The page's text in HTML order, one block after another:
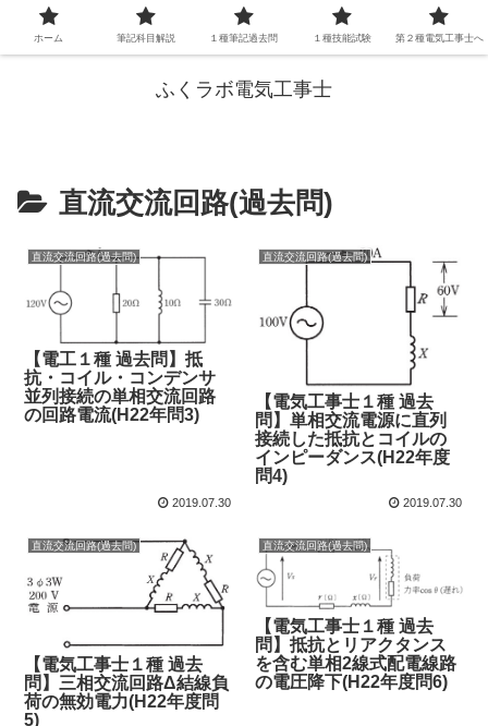
ふくラボ電気工事士
直流交流回路(過去問)
直流交流回路(過去問)
【電工１種 過去問】抵
抗・コイル・コンデンサ
並列接続の単相交流回路
の回路電流(H22年問3)
2019.07.30
直流交流回路(過去問)
【電気工事士１種 過去
問】単相交流電源に直列
接続した抵抗とコイルの
インピーダンス(H22年度
問4)
2019.07.30
直流交流回路(過去問)
【電気工事士１種 過去
問】三相交流回路Δ結線負
荷の無効電力(H22年度問
5)
直流交流回路(過去問)
【電気工事士１種 過去
問】抵抗とリアクタンス
を含む単相2線式配電線路
の電圧降下(H22年度問6)
ホーム 筆記科目解説 １種筆記過去問 １種技能試験 第２種電気工事士へ